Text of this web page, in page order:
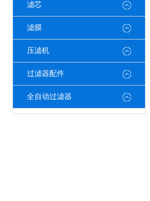
滤芯
滤膜
压滤机
过滤器配件
全自动过滤器